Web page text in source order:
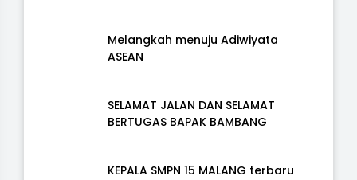
Melangkah menuju Adiwiyata
ASEAN
SELAMAT JALAN DAN SELAMAT
BERTUGAS BAPAK BAMBANG
KEPALA SMPN 15 MALANG terbaru